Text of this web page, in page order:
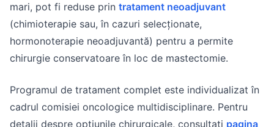
mari, pot fi reduse prin tratament neoadjuvant
(chimioterapie sau, în cazuri selecționate,
hormonoterapie neoadjuvantă) pentru a permite
chirurgie conservatoare în loc de mastectomie.
Programul de tratament complet este individualizat în
cadrul comisiei oncologice multidisciplinare. Pentru
detalii despre opțiunile chirurgicale, consultați pagina